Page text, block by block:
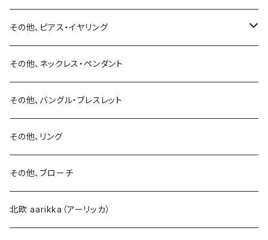
バングル・ブレスレット
リング
15号以上
ピアス
イヤリング
ブローチ
その他
ピアス・イヤリング
リング
バングル・ブレスレット
ブローチ
ネックレス
その他、ピアス・イヤリング
ピアス
イヤリング
その他、ネックレス・ペンダント
その他、バングル・ブレスレット
その他、リング
その他、ブローチ
北欧 aarikka（アーリッカ）